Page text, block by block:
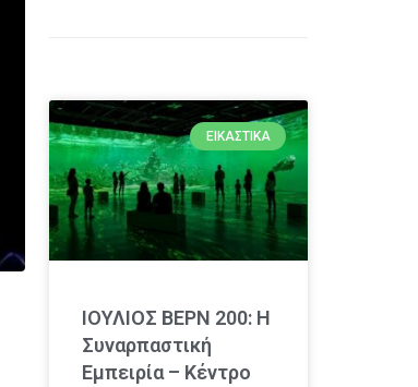
ΕΙΚΑΣΤΙΚΆ
ΙΟΥΛΙΟΣ ΒΕΡΝ 200: Η
Συναρπαστική
Εμπειρία – Κέντρο